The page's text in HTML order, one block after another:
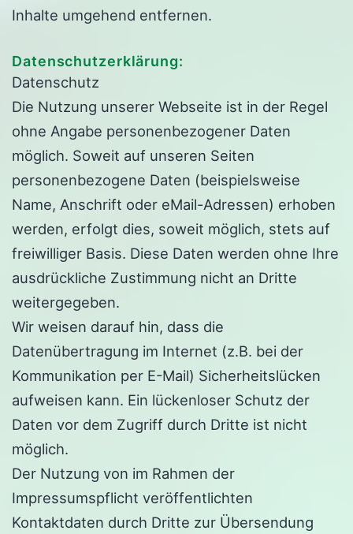
Inhalte umgehend entfernen.
Datenschutzerklärung:
Datenschutz
Die Nutzung unserer Webseite ist in der Regel
ohne Angabe personenbezogener Daten
möglich. Soweit auf unseren Seiten
personenbezogene Daten (beispielsweise
Name, Anschrift oder eMail-Adressen) erhoben
werden, erfolgt dies, soweit möglich, stets auf
freiwilliger Basis. Diese Daten werden ohne Ihre
ausdrückliche Zustimmung nicht an Dritte
weitergegeben.
Wir weisen darauf hin, dass die
Datenübertragung im Internet (z.B. bei der
Kommunikation per E-Mail) Sicherheitslücken
aufweisen kann. Ein lückenloser Schutz der
Daten vor dem Zugriff durch Dritte ist nicht
möglich.
Der Nutzung von im Rahmen der
Impressumspflicht veröffentlichten
Kontaktdaten durch Dritte zur Übersendung